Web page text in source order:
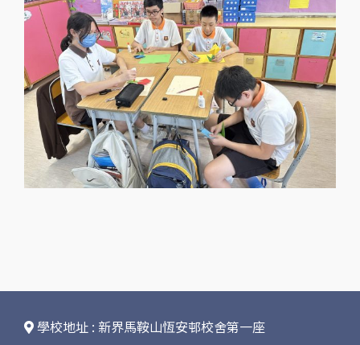
學校地址 : 新界馬鞍山恆安邨校舍第一座